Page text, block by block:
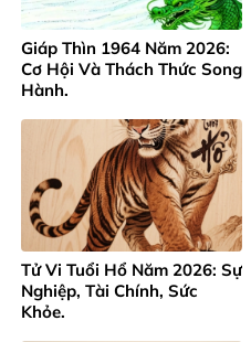
Giáp Thìn 1964 Năm 2026:
Cơ Hội Và Thách Thức Song
Hành.
Tử Vi Tuổi Hổ Năm 2026: Sự
Nghiệp, Tài Chính, Sức
Khỏe.